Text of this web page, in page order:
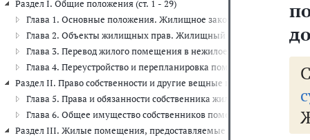
Раздел I. Общие положения (ст. 1 - 29)
Глава 1. Основные положения. Жилищное законодательство (ст. 1
Глава 2. Объекты жилищных прав. Жилищный фонд.
Глава 3. Перевод жилого помещения в нежилое помещение и
Глава 4. Переустройство и перепланировка помещения в
Раздел II. Право собственности и другие вещные права на жилые
Глава 5. Права и обязанности собственника жилого
Глава 6. Общее имущество собственников помещений в
Раздел III. Жилые помещения, предоставляемые по договорам